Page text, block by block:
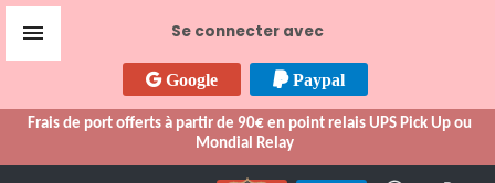
Se connecter avec
Google Paypal
Frais de port offerts à partir de 90€ en point relais UPS Pick Up ou
Mondial Relay
